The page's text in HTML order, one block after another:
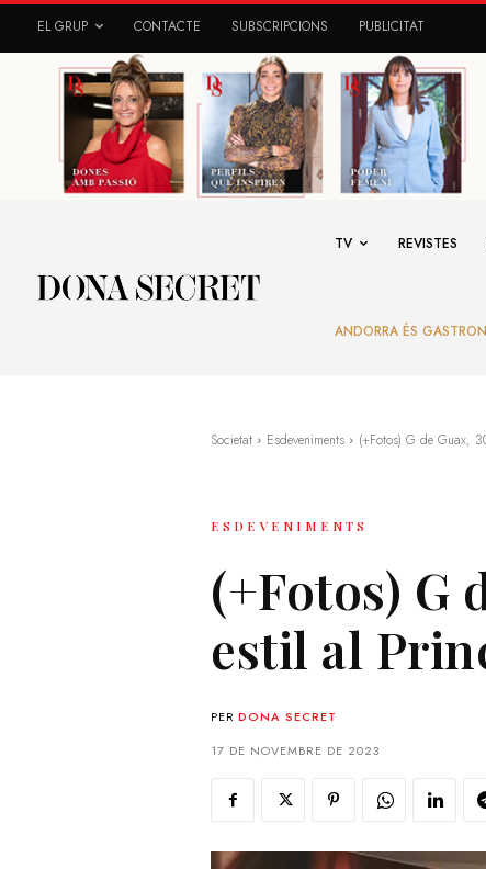
EL GRUP CONTACTE SUBSCRIPCIONS PUBLICITAT
TV REVISTES
ANDORRA ÉS
Societat Esdeveniments (+Fotos) G de Guax,
ESDEVENIMENTS
(+Fotos) G
estil al
PER DONA SECRET
17 DE NOVEMBRE DE 2023